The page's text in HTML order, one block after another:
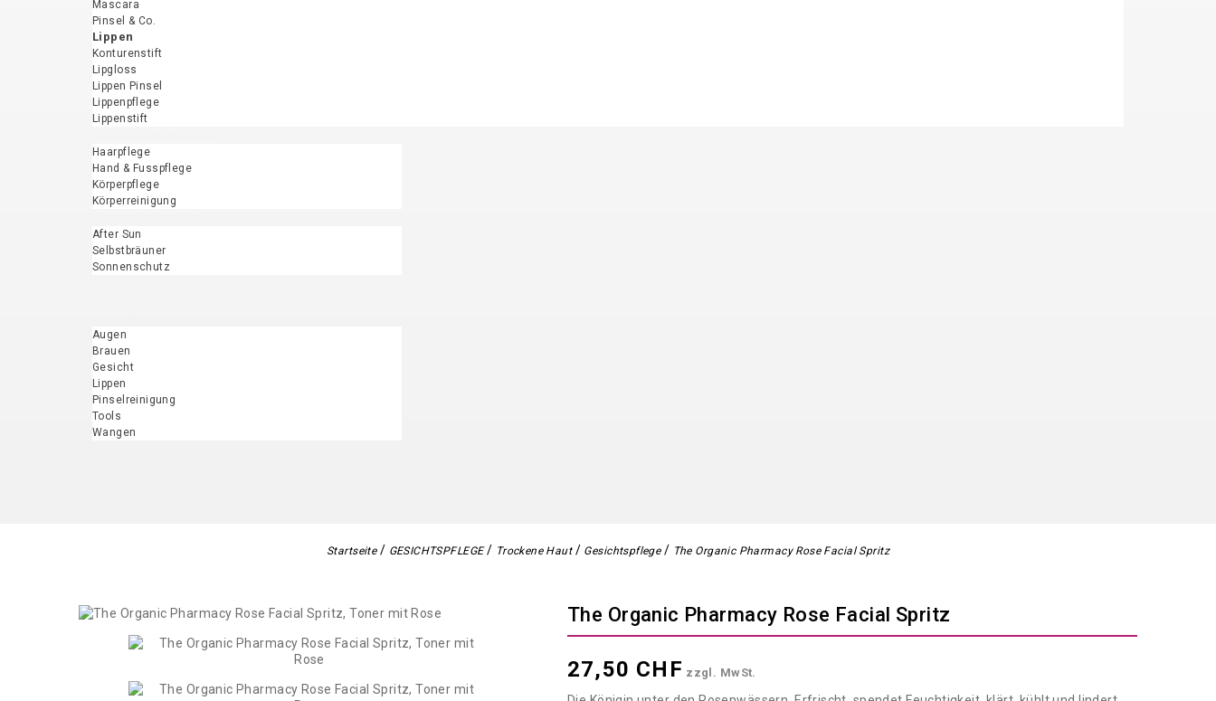
Mascara
Pinsel & Co.
Lippen
Konturenstift
Lipgloss
Lippen Pinsel
Lippenpflege
Lippenstift
Haarpflege
Hand & Fusspflege
Körperpflege
Körperreinigung
After Sun
Selbstbräuner
Sonnenschutz
Augen
Brauen
Gesicht
Lippen
Pinselreinigung
Tools
Wangen
Startseite GESICHTSPFLEGE Trockene Haut Gesichtspflege The Organic Pharmacy Rose Facial Spritz
The Organic Pharmacy Rose Facial Spritz
27,50 CHF zzgl. MwSt.